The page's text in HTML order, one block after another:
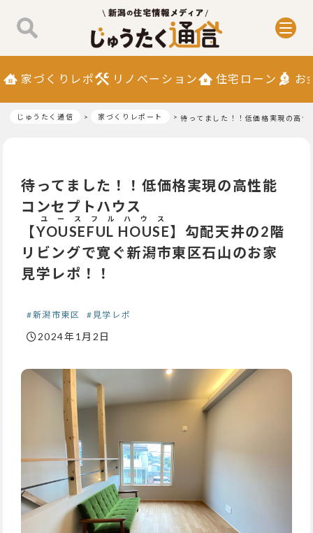
家づくりレポ リノベーション 住宅ローン お
じゅうたく通信 家づくりレポート 待ってました！！低価格実現の高性
待ってました！！低価格実現の高性能
コンセプトハウス
【YOUSEFUL HOUSE
ユースフルハウス
】勾配天井の2階
リビングで寛ぐ新潟市東区石山のお家
見学レポ！！
#新潟市東区 #見学レポ
2024年1月2日